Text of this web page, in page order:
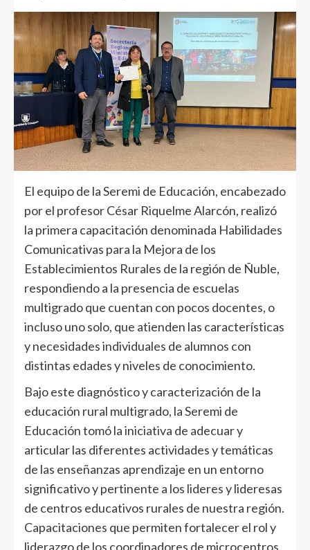
El equipo de la Seremi de Educación, encabezado
por el profesor César Riquelme Alarcón, realizó
la primera capacitación denominada Habilidades
Comunicativas para la Mejora de los
Establecimientos Rurales de la región de Ñuble,
respondiendo a la presencia de escuelas
multigrado que cuentan con pocos docentes, o
incluso uno solo, que atienden las características
y necesidades individuales de alumnos con
distintas edades y niveles de conocimiento.
Bajo este diagnóstico y caracterización de la
educación rural multigrado, la Seremi de
Educación tomó la iniciativa de adecuar y
articular las diferentes actividades y temáticas
de las enseñanzas aprendizaje en un entorno
significativo y pertinente a los lideres y lideresas
de centros educativos rurales de nuestra región.
Capacitaciones que permiten fortalecer el rol y
liderazgo de los coordinadores de microcentros